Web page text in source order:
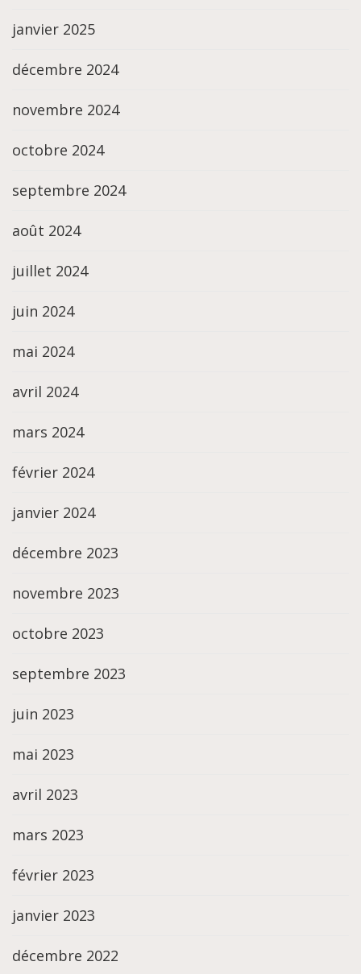
janvier 2025
décembre 2024
novembre 2024
octobre 2024
septembre 2024
août 2024
juillet 2024
juin 2024
mai 2024
avril 2024
mars 2024
février 2024
janvier 2024
décembre 2023
novembre 2023
octobre 2023
septembre 2023
juin 2023
mai 2023
avril 2023
mars 2023
février 2023
janvier 2023
décembre 2022